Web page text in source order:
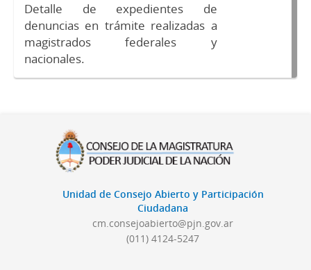
Detalle de expedientes de
denuncias en trámite realizadas a
magistrados federales y
nacionales.
Unidad de Consejo Abierto y Participación
Ciudadana
cm.consejoabierto@pjn.gov.ar
(011) 4124-5247